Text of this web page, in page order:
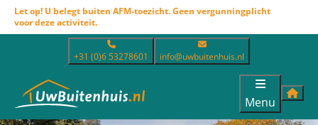
Let op! U belegt buiten AFM-toezicht. Geen vergunningplicht
voor deze activiteit.
+31 (0)6 53278601 info@uwbuitenhuis.nl
Menu